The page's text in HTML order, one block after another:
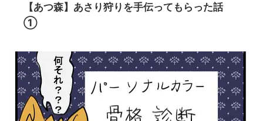
【あつ森】あさり狩りを手伝ってもらった話
①